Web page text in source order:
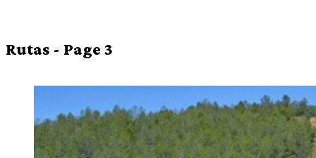
Rutas - Page 3